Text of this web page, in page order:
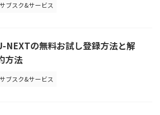
サブスク&サービス
NEXTの無料お試し登録方法と解
方法
サブスク&サービス